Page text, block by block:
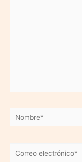
Nombre*
Correo